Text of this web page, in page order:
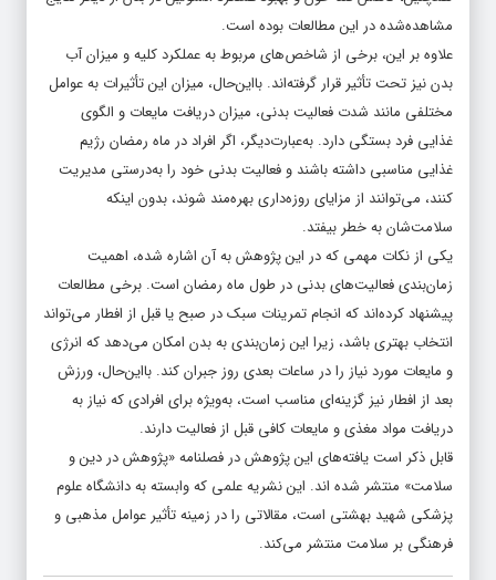
مشاهده‌شده در این مطالعات بوده است.
علاوه بر این، برخی از شاخص‌های مربوط به عملکرد کلیه و میزان آب
بدن نیز تحت تأثیر قرار گرفته‌اند. بااین‌حال، میزان این تأثیرات به عوامل
مختلفی مانند شدت فعالیت بدنی، میزان دریافت مایعات و الگوی
غذایی فرد بستگی دارد. به‌عبارت‌دیگر، اگر افراد در ماه رمضان رژیم
غذایی مناسبی داشته باشند و فعالیت بدنی خود را به‌درستی مدیریت
کنند، می‌توانند از مزایای روزه‌داری بهره‌مند شوند، بدون اینکه
سلامت‌شان به خطر بیفتد.
یکی از نکات مهمی که در این پژوهش به آن اشاره شده، اهمیت
زمان‌بندی فعالیت‌های بدنی در طول ماه رمضان است. برخی مطالعات
پیشنهاد کرده‌اند که انجام تمرینات سبک در صبح یا قبل از افطار می‌تواند
انتخاب بهتری باشد، زیرا این زمان‌بندی به بدن امکان می‌دهد که انرژی
و مایعات مورد نیاز را در ساعات بعدی روز جبران کند. بااین‌حال، ورزش
بعد از افطار نیز گزینه‌ای مناسب است، به‌ویژه برای افرادی که نیاز به
دریافت مواد مغذی و مایعات کافی قبل از فعالیت دارند.
قابل ذکر است یافته‌های این پژوهش در فصلنامه «پژوهش در دین و
سلامت» منتشر شده اند. این نشریه علمی که وابسته به دانشگاه علوم
پزشکی شهید بهشتی است، مقالاتی را در زمینه تأثیر عوامل مذهبی و
فرهنگی بر سلامت منتشر می‌کند.